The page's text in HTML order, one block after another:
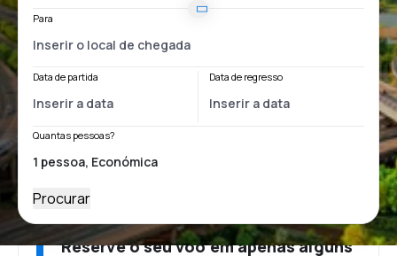
Para
Data de partida Data de regresso
Quantas pessoas?
Procurar
Reserve o seu voo em apenas alguns